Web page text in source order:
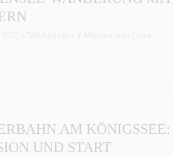
AM KÖNIGSSEE:
UND START